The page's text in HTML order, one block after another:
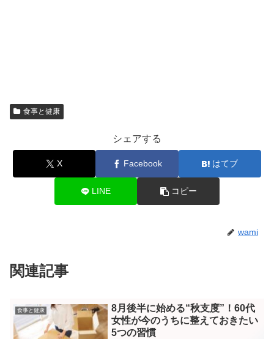
食事と健康
シェアする
X Facebook はてブ
LINE コピー
wami
関連記事
食事と健康
8月後半に始める“秋支度”！60代
女性が今のうちに整えておきたい
5つの習慣